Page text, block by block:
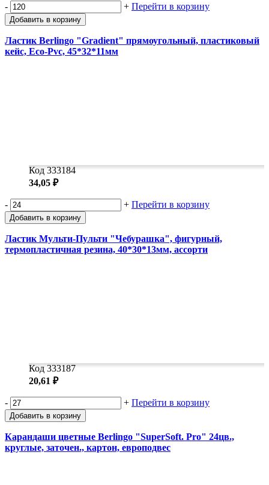
- + Перейти в корзину
Добавить в корзину
Ластик Berlingo "Gradient" прямоугольный, пластиковый
кейс, Eco-Pvc, 45*32*11мм
Код 333184
34,05 ₽
- + Перейти в корзину
Добавить в корзину
Ластик Мульти-Пульти "Чебурашка", фигурный,
термопластичная резина, 40*30*13мм, ассорти
Код 333187
20,61 ₽
- + Перейти в корзину
Добавить в корзину
Карандаши цветные Berlingo "SuperSoft. Pro" 24цв.,
круглые, заточен., картон, европодвес